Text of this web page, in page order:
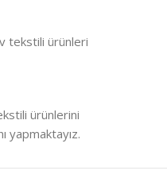
tekstili ürünleri
ürünlerini
yapmaktayız.